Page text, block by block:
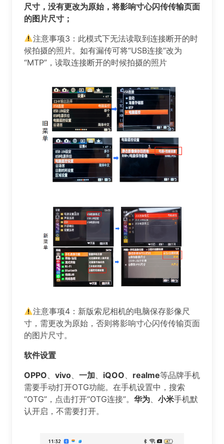
尺寸，没有更改为原始，将影响寸心闪传传输页面
的图片尺寸；
注意事项3：此模式下无法读取到连接断开的时
候拍摄的照片。如有漏传可将“USB连接”改为
“MTP”，读取连接断开的时候拍摄的照片
注意事项4：新版索尼相机的电脑保存影像尺
寸，需更改为原始，否则将影响寸心闪传传输页面
的图片尺寸。
软件设置
️️️OPPO、 vivo、 一加、 iQOO、 realme等品牌手机
需要手动打开OTG功能。在手机设置中，搜索
“OTG”，点击打开“OTG连接”。 华为、 小米手机默
认开启，不需要打开。